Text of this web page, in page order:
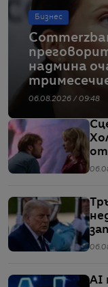
Бизнес
надмина
06.08.2026 / 09:48
от
AI